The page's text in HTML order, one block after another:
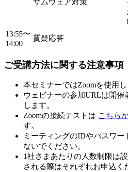
13:55〜
14:00
質疑応答
ご受講方法に関する注意事項
本セミナーではZoomを使用し
ウェビナーの参加URLは開
します。
Zoomの接続テストは こちら
す。
ミーティングのIDやパスワ
ないでください。
1社さまあたりの人数制限は
される際はそれぞれお申込く